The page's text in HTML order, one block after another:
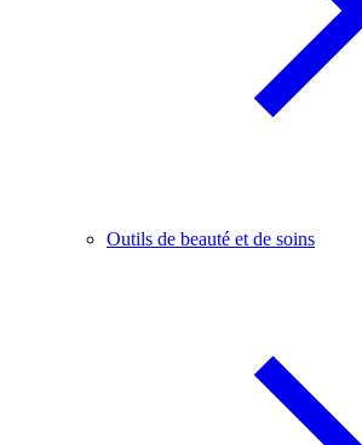
Outils de beauté et de soins